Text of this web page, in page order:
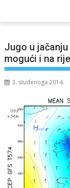
Jugo u
mogući i na
3. studenoga 2014.